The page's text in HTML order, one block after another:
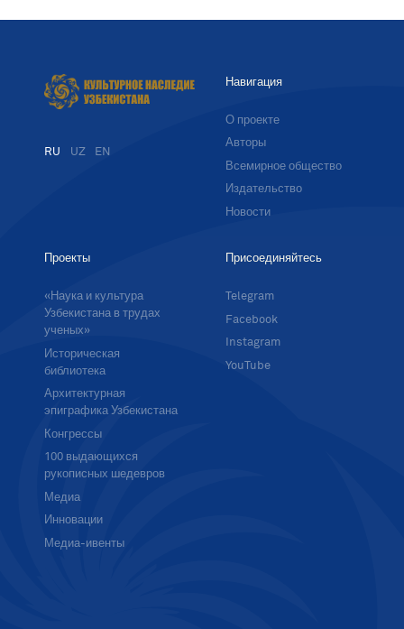
RU UZ EN
Навигация
О проекте
Авторы
Всемирное общество
Издательство
Новости
Проекты
«Наука и культура
Узбекистана в трудах
ученых»
Историческая
библиотека
Архитектурная
эпиграфика Узбекистана
Конгрессы
100 выдающихся
рукописных шедевров
Медиа
Инновации
Медиа-ивенты
Присоединяйтесь
Telegram
Facebook
Instagram
YouTube